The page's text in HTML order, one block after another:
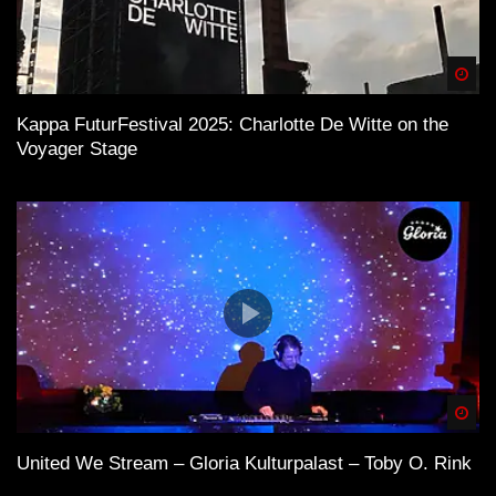
Kappa FuturFestival 2025: Charlotte De Witte on the
Voyager Stage
United We Stream – Gloria Kulturpalast – Toby O. Rink